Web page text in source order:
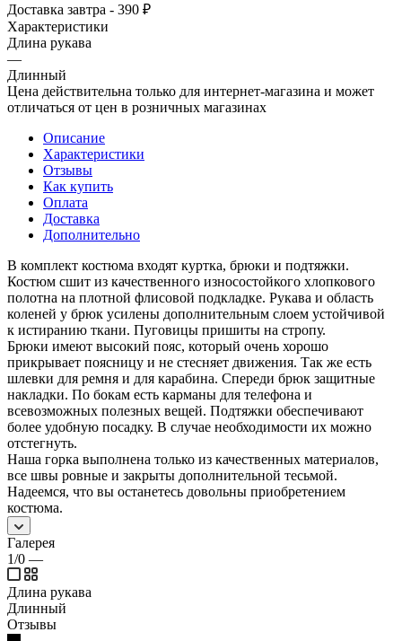
Доставка завтра - 390 ₽
Характеристики
Длина рукава
—
Длинный
Цена действительна только для интернет-магазина и может
отличаться от цен в розничных магазинах
Описание
Характеристики
Отзывы
Как купить
Оплата
Доставка
Дополнительно
В комплект костюма входят куртка, брюки и подтяжки.
Костюм сшит из качественного износостойкого хлопкового
полотна на плотной флисовой подкладке. Рукава и область
коленей у брюк усилены дополнительным слоем устойчивой
к истиранию ткани. Пуговицы пришиты на стропу.
Брюки имеют высокий пояс, который очень хорошо
прикрывает поясницу и не стесняет движения. Так же есть
шлевки для ремня и для карабина. Спереди брюк защитные
накладки. По бокам есть карманы для телефона и
всевозможных полезных вещей. Подтяжки обеспечивают
более удобную посадку. В случае необходимости их можно
отстегнуть.
Наша горка выполнена только из качественных материалов,
все швы ровные и закрыты дополнительной тесьмой.
Надеемся, что вы останетесь довольны приобретением
костюма.
Галерея
1/0 —
Длина рукава
Длинный
Отзывы